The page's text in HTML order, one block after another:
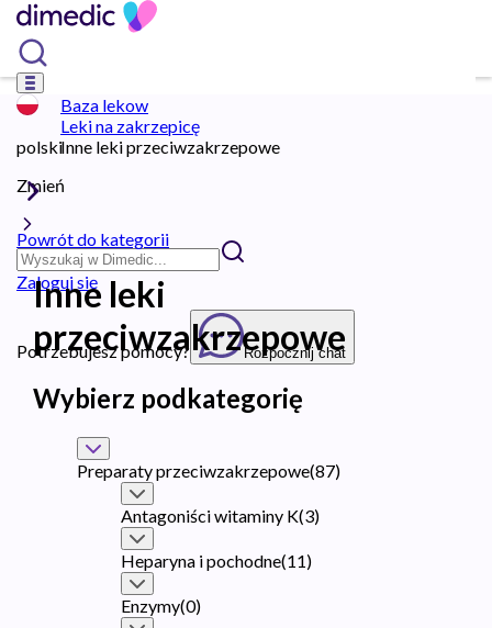
polski
Zmień
Zaloguj się
Potrzebujesz pomocy? Rozpocznij chat
Baza lekow
Leki na zakrzepicę
Inne leki przeciwzakrzepowe
Powrót do kategorii
Inne leki
przeciwzakrzepowe
Wybierz podkategorię
Preparaty przeciwzakrzepowe(87)
Antagoniści witaminy K(3)
Heparyna i pochodne(11)
Enzymy(0)